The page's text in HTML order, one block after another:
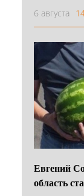
6 августа
Евгений
область